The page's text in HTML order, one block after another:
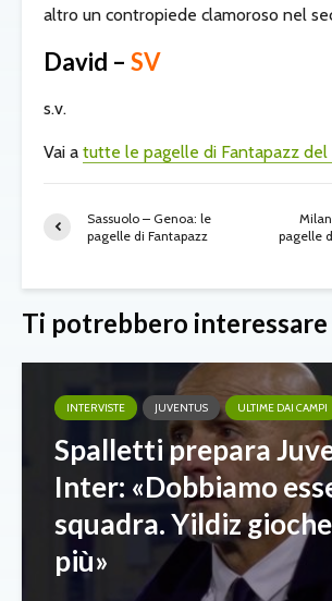
altro un contropiede clamoroso nel
David – SV
s.v.
Vai a tutte le pagelle di Fantapazz del
Sassuolo – Genoa: le
pagelle di Fantapazz
pagelle
Ti potrebbero interessare
INTERVISTE JUVENTUS ULTIME DAI CAMPI
Spalletti prepara
Inter: «Dobbiamo
squadra. Yildiz
più»